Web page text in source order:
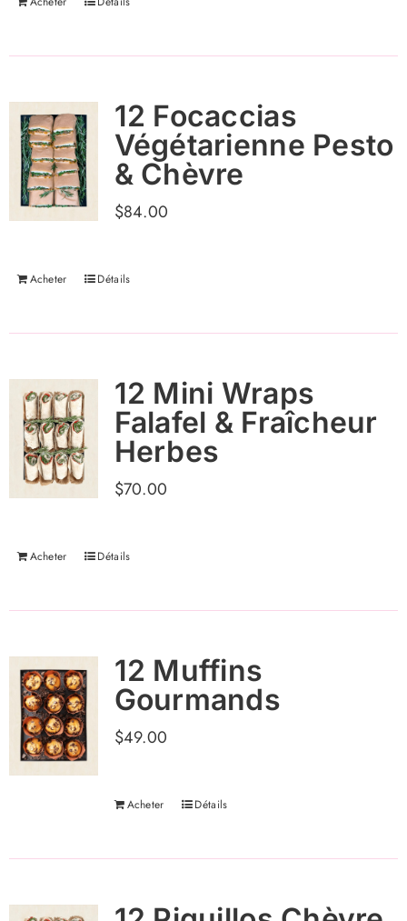
12 Focaccias
Végétarienne Pesto
& Chèvre
$84.00
Acheter Détails
12 Mini Wraps
Falafel & Fraîcheur
Herbes
$70.00
Acheter Détails
12 Muffins
Gourmands
$49.00
Acheter Détails